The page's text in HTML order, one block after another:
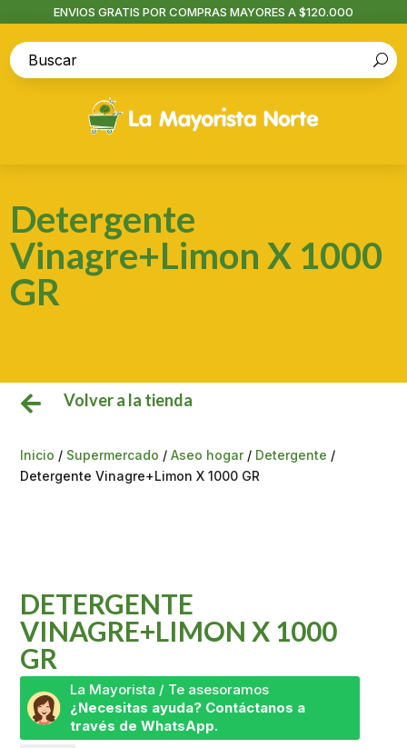
ENVIOS GRATIS POR COMPRAS MAYORES A $120.000
Detergente
Vinagre+Limon X 1000
GR
 Volver a la tienda
Inicio / Supermercado /Aseo hogar/ Detergente /
Detergente Vinagre+Limon X 1000 GR
DETERGENTE
VINAGRE+LIMON X 1000
GR
La Mayorista / Te asesoramos
¿Necesitas ayuda? Contáctanos a
través de WhatsApp.